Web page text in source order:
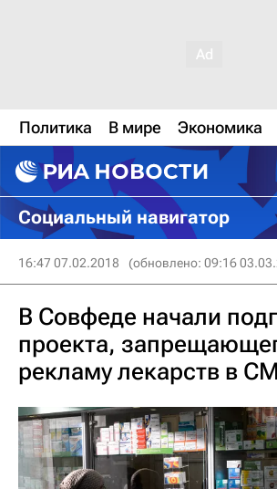
Политика В мире Экономика
Социальный навигатор
16:47 07.02.2018 (обновлено: 09:16
В Совфеде начали
проекта,
рекламу лекарств в